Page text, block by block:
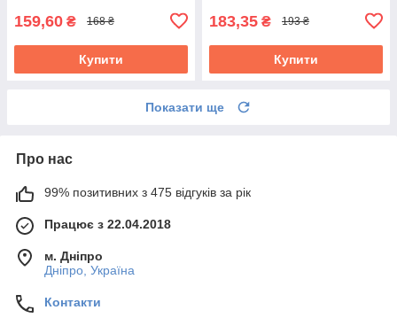
159,60 ₴ 168 ₴
Купити
183,35 ₴ 193 ₴
Купити
Показати ще
Про нас
99% позитивних з 475 відгуків за рік
Працює з 22.04.2018
м. Дніпро
Дніпро, Україна
Контакти